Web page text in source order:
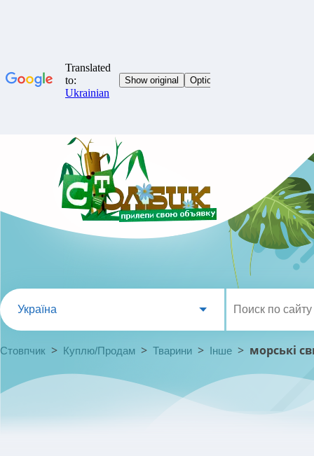
Україна
Стовпчик > Куплю/Продам > Тварини > Інше > морські